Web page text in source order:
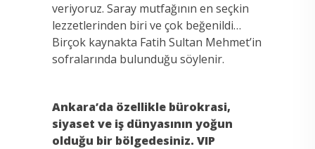
veriyoruz. Saray mutfağının en seçkin
lezzetlerinden biri ve çok beğenildi…
Birçok kaynakta Fatih Sultan Mehmet’in
sofralarında bulunduğu söylenir.
Ankara’da özellikle bürokrasi,
siyaset ve iş dünyasının yoğun
olduğu bir bölgedesiniz. VIP